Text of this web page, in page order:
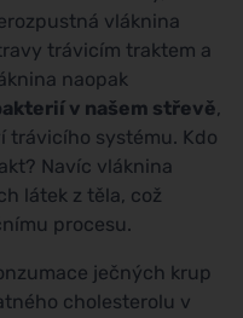
vláknina
trávicím traktem a
naopak
v našem střevě,
trávicího systému. Kdo
Navíc vláknina
látek z těla, což
procesu.
ječných krup
cholesterolu v